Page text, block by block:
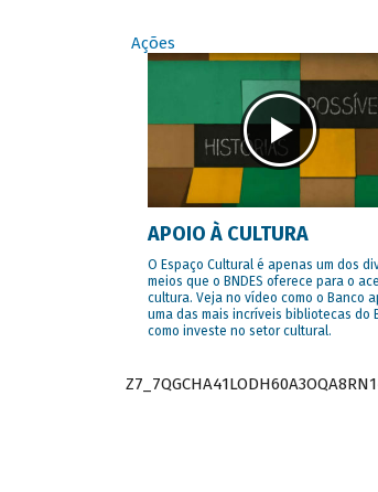
Ações
APOIO À CULTURA
O Espaço Cultural é apenas um dos
meios que o BNDES oferece para o
cultura. Veja no vídeo como o Banco
uma das mais incríveis bibliotecas do
como investe no setor cultural.